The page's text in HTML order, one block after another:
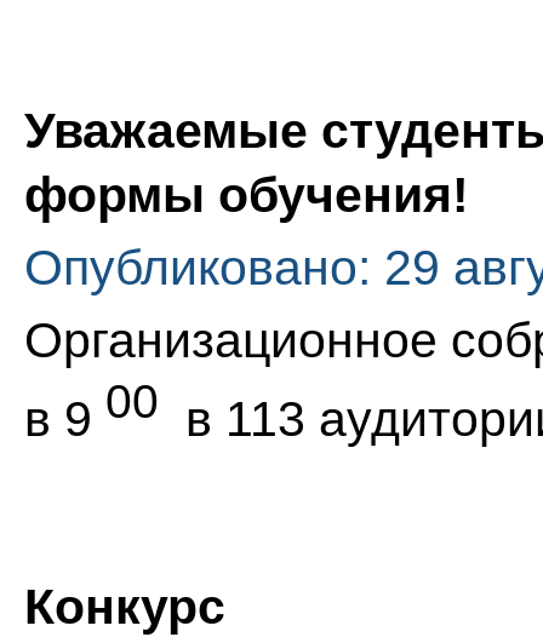
Уважаемые
формы обучения!
Опубликовано: 29
Организационное
в 9 00 в 113
Конкурс